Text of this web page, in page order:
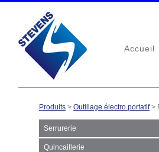
Accueil
Produits > Outillage électro portatif>
Serrurerie
Quincaillerie